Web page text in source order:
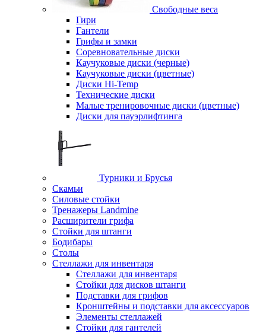
Свободные веса
Гири
Гантели
Грифы и замки
Соревновательные диски
Каучуковые диски (черные)
Каучуковые диски (цветные)
Диски Hi-Temp
Технические диски
Малые тренировочные диски (цветные)
Диски для пауэрлифтинга
Турники и Брусья
Скамьи
Силовые стойки
Тренажеры Landmine
Расширители грифа
Стойки для штанги
Бодибары
Столы
Стеллажи для инвентаря
Стеллажи для инвентаря
Стойки для дисков штанги
Подставки для грифов
Кронштейны и подставки для аксессуаров
Элементы стеллажей
Стойки для гантелей